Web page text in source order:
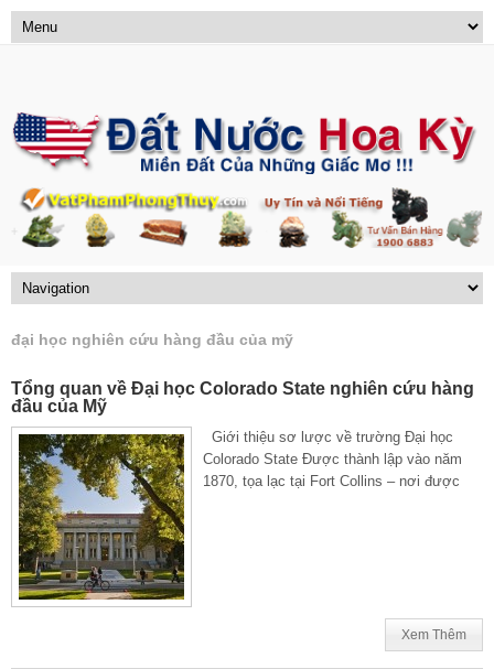
đại học nghiên cứu hàng đầu của mỹ
Tổng quan về Đại học Colorado State nghiên cứu hàng
đầu của Mỹ
Giới thiệu sơ lược về trường Đại học
Colorado State Được thành lập vào năm
1870, tọa lạc tại Fort Collins – nơi được
Xem Thêm